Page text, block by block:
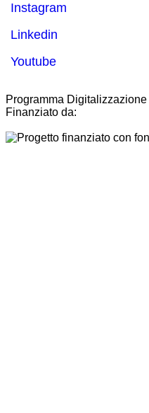
Instagram
Linkedin
Youtube
Programma
Finanziato da: